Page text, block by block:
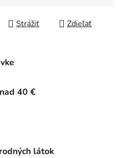
Strážiť Zdieľať
40 €
látok